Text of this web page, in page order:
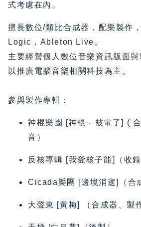
式考慮在內。
擅長數位/類比合成器，配樂製作
Logic，Ableton Live。
主要經營個人數位音樂資訊版面
以推廣電腦音樂相關科技為主。
參與製作專輯：
神棍樂團 [神棍 - 被電了] (
音）
反核專輯 [我愛核子能]（收錄
Cicada樂團 [邊境消逝]（合
大聲東 [黃梅] （合成器、製